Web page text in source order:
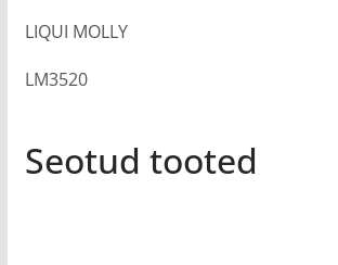
LIQUI MOLLY
LM3520
Seotud tooted